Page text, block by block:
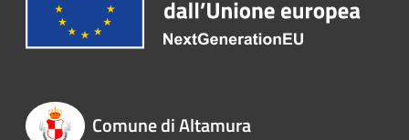
Comune di Altamura